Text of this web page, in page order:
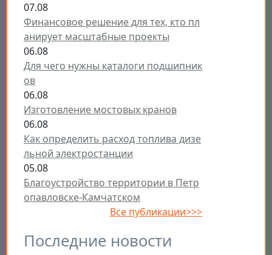
07.08
Финансовое решение для тех, кто пл
анирует масштабные проекты
06.08
Для чего нужны каталоги подшипник
ов
06.08
Изготовление мостовых кранов
06.08
Как определить расход топлива дизе
льной электростанции
05.08
Благоустройство территории в Петр
опавловске-Камчатском
Все публикации>>>
Последние новости